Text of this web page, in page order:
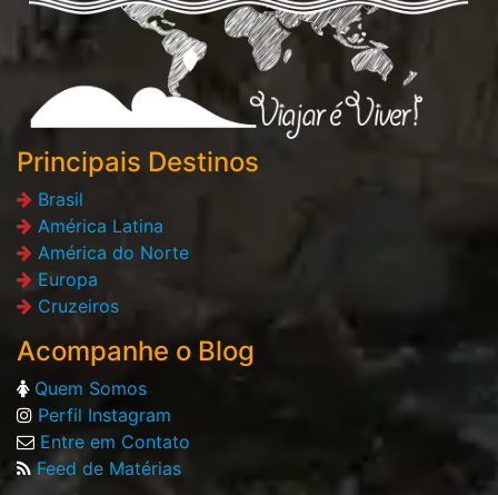
Principais Destinos
Brasil
América Latina
América do Norte
Europa
Cruzeiros
Acompanhe o Blog
Quem Somos
Perfil Instagram
Entre em Contato
Feed de Matérias